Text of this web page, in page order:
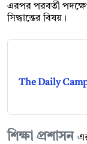
এরপর পরবর্তী
সিদ্ধান্তের বিষয়।
The Daily
শিক্ষা প্রশাসন